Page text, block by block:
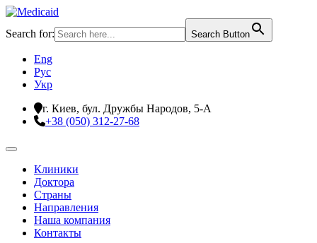
Search for: Search Button
Eng
Рус
Укр
г. Киев, бул. Дружбы Народов, 5-А
+38 (050) 312-27-68
Клиники
Доктора
Страны
Направления
Наша компания
Контакты